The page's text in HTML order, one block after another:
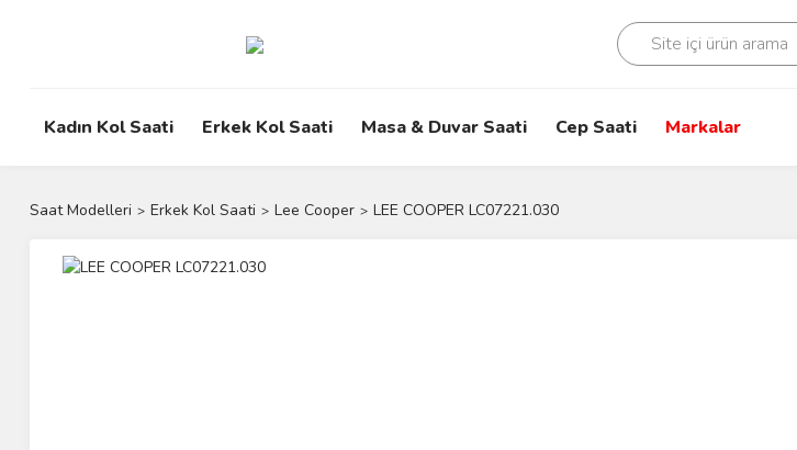
Kadın Kol Saati Erkek Kol Saati Masa & Duvar Saati Cep Saati Markalar
Saat Modelleri Erkek Kol Saati Lee Cooper LEE COOPER LC07221.030